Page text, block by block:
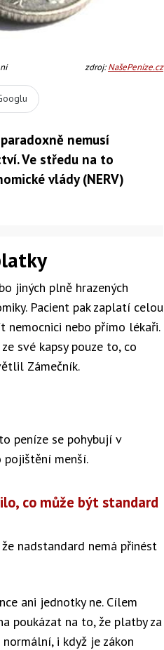
zdroj:NašePeníze.cz
nemusí
Ve středu na to
vlády (NERV)
jiných plně hrazených
Pacient pak zaplatí celou
nemocnici nebo přímo lékaři.
své kapsy pouze to, co
Zámečník.
peníze se pohybují v
pojištění menší.
co může být standard
nadstandard nemá přinést
ani jednotky ne. Cílem
poukázat na to, že platby za
i když je zákon